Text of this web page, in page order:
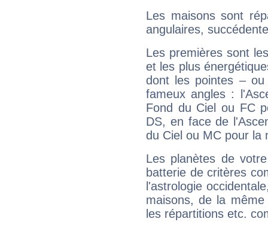
Les maisons sont
angulaires,
Les premières sont
et les plus
dont les pointes –
fameux angles :
Fond du Ciel ou FC
DS, en face de
du Ciel ou MC pour la
Les planètes de
batterie de critères
l'astrologie
maisons, de la
les répartitions etc.